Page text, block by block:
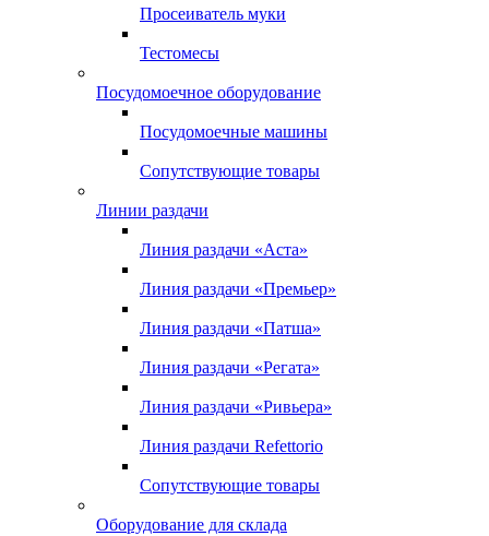
Просеиватель муки
Тестомесы
Посудомоечное оборудование
Посудомоечные машины
Сопутствующие товары
Линии раздачи
Линия раздачи «Аста»
Линия раздачи «Премьер»
Линия раздачи «Патша»
Линия раздачи «Регата»
Линия раздачи «Ривьера»
Линия раздачи Refettorio
Сопутствующие товары
Оборудование для склада